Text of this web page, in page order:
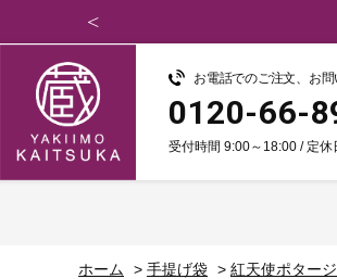
お電話でのご注文、お
0120-66-
受付時間 9:00～18:00 / 定
ホーム > 手提げ袋 > 紅天使ポター